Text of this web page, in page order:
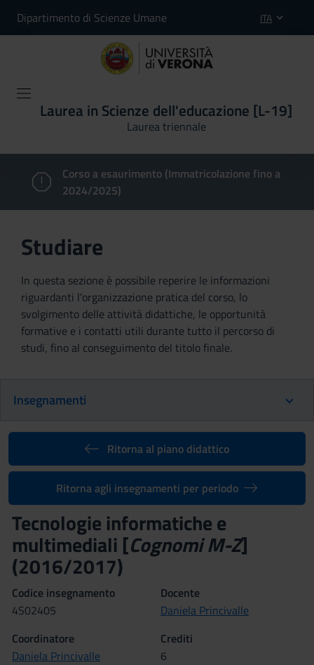
Dipartimento di Scienze Umane ITA
Laurea in Scienze dell'educazione [L-19]
Laurea triennale
Corso a esaurimento (Immatricolazione fino a
2024/2025)
Studiare
In questa sezione è possibile reperire le informazioni
riguardanti l'organizzazione pratica del corso, lo
svolgimento delle attività didattiche, le opportunità
formative e i contatti utili durante tutto il percorso di
studi, fino al conseguimento del titolo finale.
Insegnamenti
Ritorna al piano didattico
Ritorna agli insegnamenti per periodo
Tecnologie informatiche e
multimediali [Cognomi M-Z]
(2016/2017)
Codice insegnamento
4S02405
Docente
Daniela Princivalle
Coordinatore
Daniela Princivalle
Crediti
6